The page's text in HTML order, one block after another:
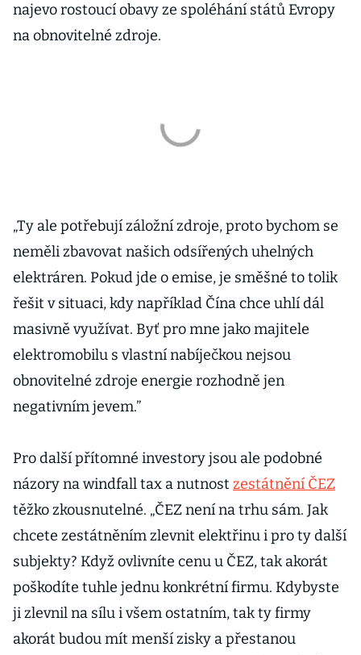
najevo rostoucí obavy ze spoléhání států Evropy
na obnovitelné zdroje.
„Ty ale potřebují záložní zdroje, proto bychom se
neměli zbavovat našich odsířených uhelných
elektráren. Pokud jde o emise, je směšné to tolik
řešit v situaci, kdy například Čína chce uhlí dál
masivně využívat. Byť pro mne jako majitele
elektromobilu s vlastní nabíječkou nejsou
obnovitelné zdroje energie rozhodně jen
negativním jevem.”
Pro další přítomné investory jsou ale podobné
názory na windfall tax a nutnost zestátnění ČEZ
těžko zkousnutelné. „ČEZ není na trhu sám. Jak
chcete zestátněním zlevnit elektřinu i pro ty další
subjekty? Když ovlivníte cenu u ČEZ, tak akorát
poškodíte tuhle jednu konkrétní firmu. Kdybyste
ji zlevnil na sílu i všem ostatním, tak ty firmy
akorát budou mít menší zisky a přestanou